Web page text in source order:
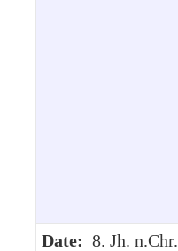
Date: 8. Jh. n.Chr.